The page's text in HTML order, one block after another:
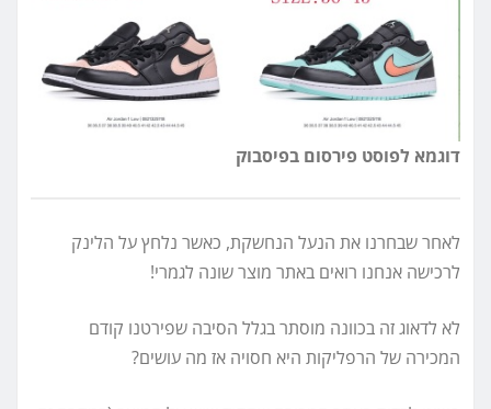
דוגמא לפוסט פירסום בפיסבוק
לאחר שבחרנו את הנעל הנחשקת, כאשר נלחץ על הלינק
לרכישה אנחנו רואים באתר מוצר שונה לגמרי!
לא לדאוג זה בכוונה מוסתר בגלל הסיבה שפירטנו קודם
המכירה של הרפליקות היא חסויה אז מה עושים?